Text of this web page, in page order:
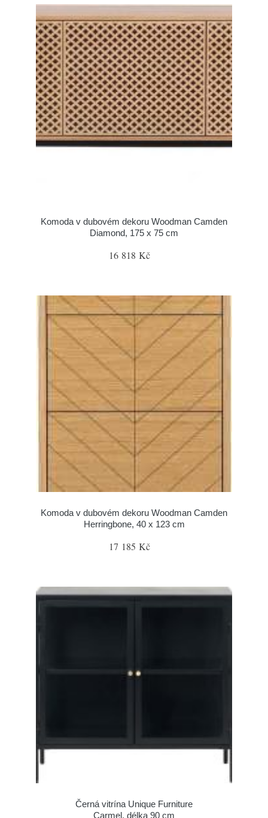
Komoda v dubovém dekoru Woodman Camden
Diamond, 175 x 75 cm
16 818 Kč
Komoda v dubovém dekoru Woodman Camden
Herringbone, 40 x 123 cm
17 185 Kč
Černá vitrína Unique Furniture
Carmel, délka 90 cm